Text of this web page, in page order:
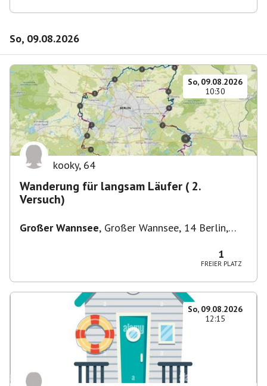
So, 09.08.2026
So, 09.08.2026
10:30
kooky, 64
Wanderung für langsam Läufer ( 2.
Versuch)
Großer Wannsee, Großer Wannsee, 14 Berlin,
1
FREIER PLATZ
So, 09.08.2026
12:15